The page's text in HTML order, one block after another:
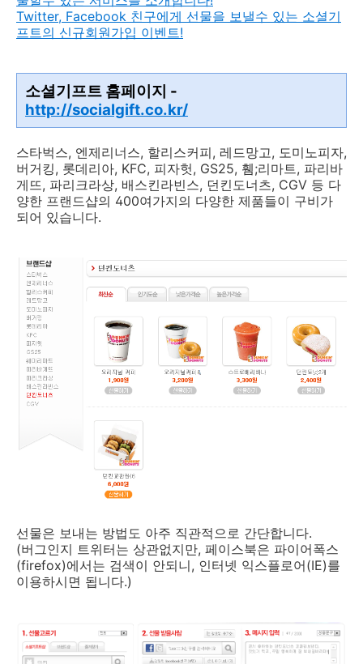
Twitter, Facebook 친구에게 선물을 보낼수 있는 소셜기
프트의 신규회원가입 이벤트!
소셜기프트 홈페이지 -
http://socialgift.co.kr/
스타벅스, 엔제리너스, 할리스커피, 레드망고, 도미노피자,
버거킹, 롯데리아, KFC, 피자헛, GS25, 휌;리마트, 파리바
게뜨, 파리크라상, 배스킨라빈스, 던킨도너츠, CGV 등 다
양한 프랜드샵의 400여가지의 다양한 제품들이 구비가
되어 있습니다.
선물은 보내는 방법도 아주 직관적으로 간단합니다.
(버그인지 트위터는 상관없지만, 페이스북은 파이어폭스
(firefox)에서는 검색이 안되니, 인터넷 익스플로어(IE)를
이용하시면 됩니다.)